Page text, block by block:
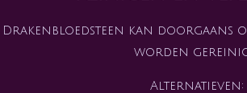
Drakenbloedsteen kan doorgaans
worden
Alternatieven: